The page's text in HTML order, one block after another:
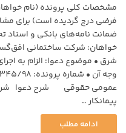
مشخصات کلی پرونده (نام
فرضی درج گردیده است) برای
ضمانت نامه‌های بانکی و اسناد
خواهان: شرکت ساختمانی
شرق • موضوع دعوا: الزام به
عمومی حقوقی شرح دعوا
پیمانکار …
ادامه مطلب